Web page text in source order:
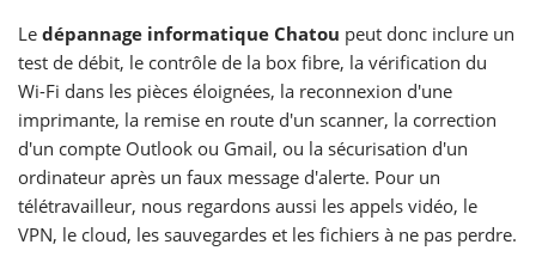
Le dépannage informatique Chatou peut donc inclure un
test de débit, le contrôle de la box fibre, la vérification du
Wi-Fi dans les pièces éloignées, la reconnexion d'une
imprimante, la remise en route d'un scanner, la correction
d'un compte Outlook ou Gmail, ou la sécurisation d'un
ordinateur après un faux message d'alerte. Pour un
télétravailleur, nous regardons aussi les appels vidéo, le
VPN, le cloud, les sauvegardes et les fichiers à ne pas perdre.